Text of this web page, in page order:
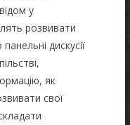
у
розвивати
дискусії
як
свої